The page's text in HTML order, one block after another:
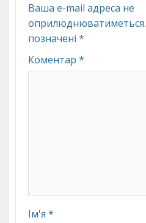
Ваша e-mail адреса не
оприлюднюватиметься.
позначені *
Коментар *
Ім'я *